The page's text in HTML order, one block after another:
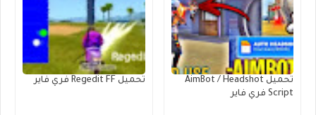
تحميل AimBot / Headshot
Script فري فاير
تحميل Regedit FF فري فاير